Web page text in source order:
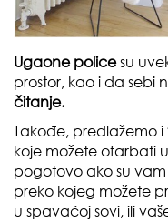
Ugaone policesu
prostor, kao i da sebi
čitanje.
Takođe, predlažemo i
koje možete ofarbati
pogotovo ako su
preko kojeg možete
u spavaćoj sovi, ili